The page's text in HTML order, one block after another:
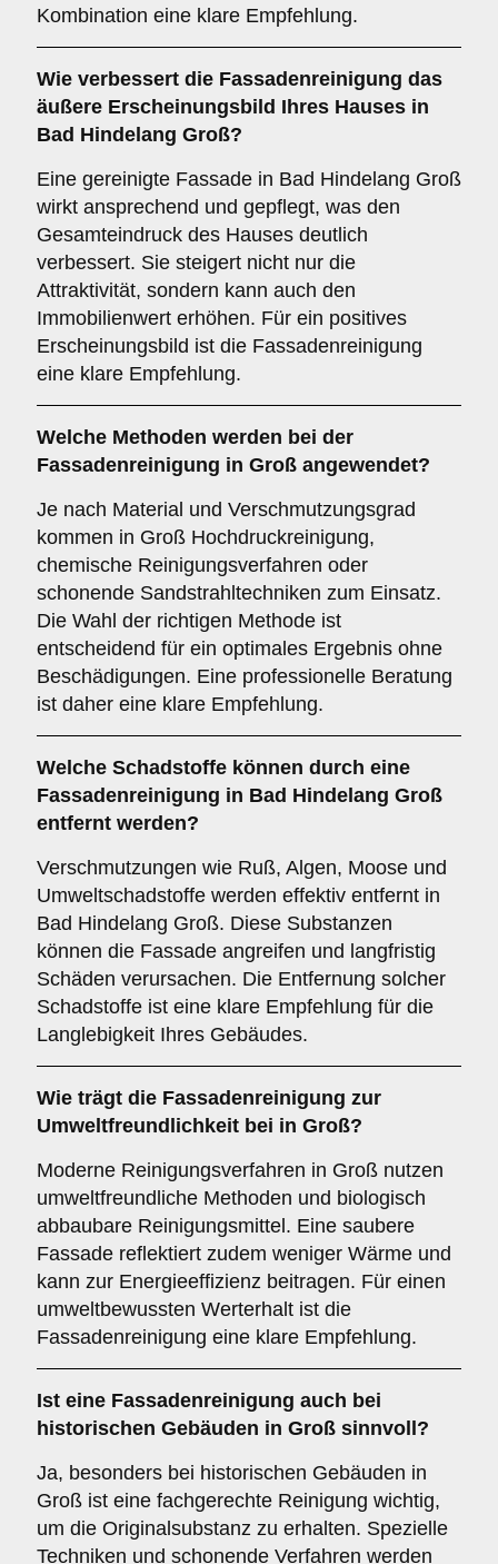
Kombination eine klare Empfehlung.
Wie verbessert die Fassadenreinigung das
äußere Erscheinungsbild Ihres Hauses in
Bad Hindelang Groß?
Eine gereinigte Fassade in Bad Hindelang Groß
wirkt ansprechend und gepflegt, was den
Gesamteindruck des Hauses deutlich
verbessert. Sie steigert nicht nur die
Attraktivität, sondern kann auch den
Immobilienwert erhöhen. Für ein positives
Erscheinungsbild ist die Fassadenreinigung
eine klare Empfehlung.
Welche Methoden werden bei der
Fassadenreinigung in Groß angewendet?
Je nach Material und Verschmutzungsgrad
kommen in Groß Hochdruckreinigung,
chemische Reinigungsverfahren oder
schonende Sandstrahltechniken zum Einsatz.
Die Wahl der richtigen Methode ist
entscheidend für ein optimales Ergebnis ohne
Beschädigungen. Eine professionelle Beratung
ist daher eine klare Empfehlung.
Welche Schadstoffe können durch eine
Fassadenreinigung in Bad Hindelang Groß
entfernt werden?
Verschmutzungen wie Ruß, Algen, Moose und
Umweltschadstoffe werden effektiv entfernt in
Bad Hindelang Groß. Diese Substanzen
können die Fassade angreifen und langfristig
Schäden verursachen. Die Entfernung solcher
Schadstoffe ist eine klare Empfehlung für die
Langlebigkeit Ihres Gebäudes.
Wie trägt die Fassadenreinigung zur
Umweltfreundlichkeit bei in Groß?
Moderne Reinigungsverfahren in Groß nutzen
umweltfreundliche Methoden und biologisch
abbaubare Reinigungsmittel. Eine saubere
Fassade reflektiert zudem weniger Wärme und
kann zur Energieeffizienz beitragen. Für einen
umweltbewussten Werterhalt ist die
Fassadenreinigung eine klare Empfehlung.
Ist eine Fassadenreinigung auch bei
historischen Gebäuden in Groß sinnvoll?
Ja, besonders bei historischen Gebäuden in
Groß ist eine fachgerechte Reinigung wichtig,
um die Originalsubstanz zu erhalten. Spezielle
Techniken und schonende Verfahren werden